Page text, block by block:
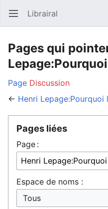
Ouvrir le menu principal Librairal
Pages qui
Page Discussion
← Henri Lepage:Pourquoi
Pages liées
Page :
Espace de noms :